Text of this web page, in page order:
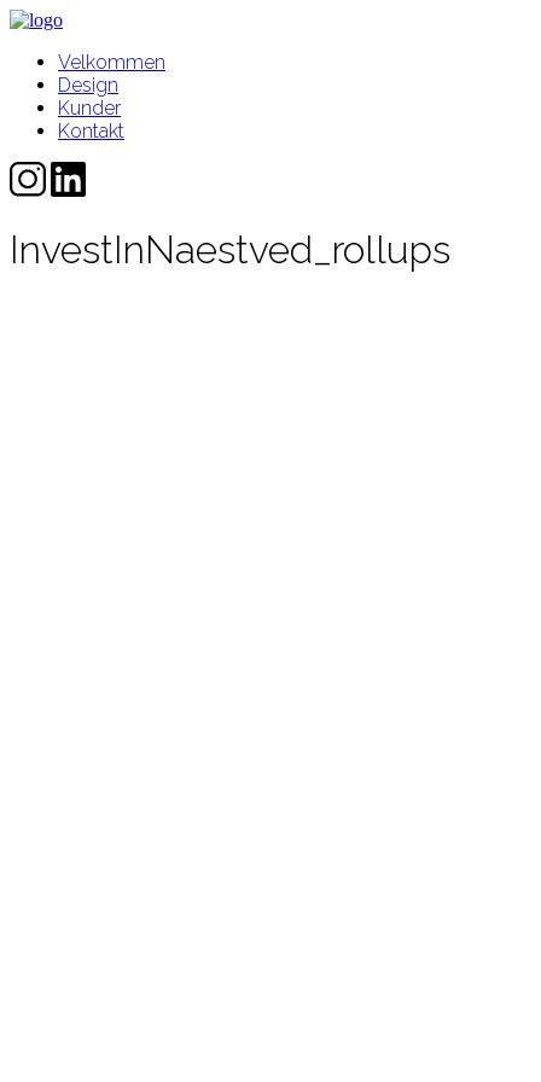
Velkommen
Design
Kunder
Kontakt
InvestInNaestved_rollups